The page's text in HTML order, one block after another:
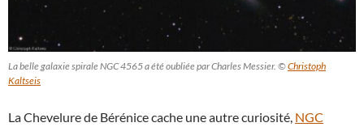
La belle galaxie spirale NGC 4565 a été oubliée par Charles Messier. ©Christoph
Kaltseis
La Chevelure de Bérénice cache une autre curiosité, NGC